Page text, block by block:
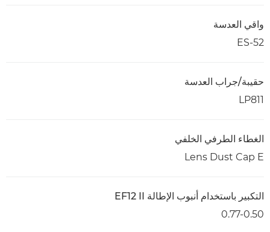
واقي العدسة
ES-52
حقيبة/جراب العدسة
LP811
الغطاء الطرفي الخلفي
Lens Dust Cap E
التكبير باستخدام أنبوب الإطالة EF12 II
0.77-0.50